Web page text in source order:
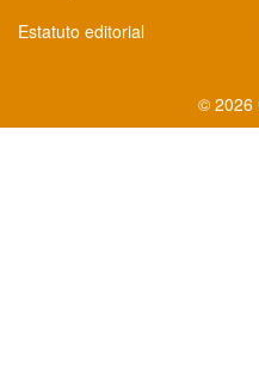
Estatuto editorial
© 2026